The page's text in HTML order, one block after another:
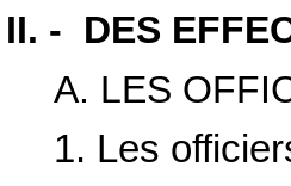
II. - DES
A. LES
1. Les